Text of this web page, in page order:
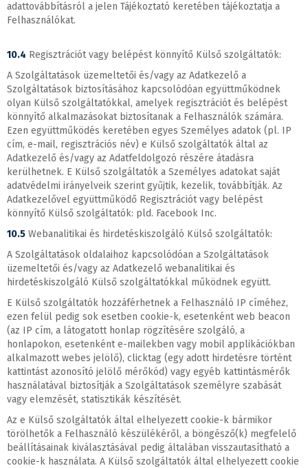
adattovábbításról a jelen Tájékoztató keretében tájékoztatja a
Felhasználókat.
10.4 Regisztrációt vagy belépést könnyítő Külső szolgáltatók:
A Szolgáltatások üzemeltetői és/vagy az Adatkezelő a
Szolgáltatások biztosításához kapcsolódóan együttműködnek
olyan Külső szolgáltatókkal, amelyek regisztrációt és belépést
könnyítő alkalmazásokat biztosítanak a Felhasználók számára.
Ezen együttműködés keretében egyes Személyes adatok (pl. IP
cím, e-mail, regisztrációs név) e Külső szolgáltatók által az
Adatkezelő és/vagy az Adatfeldolgozó részére átadásra
kerülhetnek. E Külső szolgáltatók a Személyes adatokat saját
adatvédelmi irányelveik szerint gyűjtik, kezelik, továbbítják. Az
Adatkezelővel együttműködő Regisztrációt vagy belépést
könnyítő Külső szolgáltatók: pld. Facebook Inc.
10.5 Webanalitikai és hirdetéskiszolgáló Külső szolgáltatók:
A Szolgáltatások oldalaihoz kapcsolódóan a Szolgáltatások
üzemeltetői és/vagy az Adatkezelő webanalitikai és
hirdetéskiszolgáló Külső szolgáltatókkal működnek együtt.
E Külső szolgáltatók hozzáférhetnek a Felhasználó IP címéhez,
ezen felül pedig sok esetben cookie-k, esetenként web beacon
(az IP cím, a látogatott honlap rögzítésére szolgáló, a
honlapokon, esetenként e-mailekben vagy mobil applikációkban
alkalmazott webes jelölő), clicktag (egy adott hirdetésre történt
kattintást azonosító jelölő mérőkód) vagy egyéb kattintásmérők
használatával biztosítják a Szolgáltatások személyre szabását
vagy elemzését, statisztikák készítését.
Az e Külső szolgáltatók által elhelyezett cookie-k bármikor
törölhetők a Felhasználó készülékéről, a böngésző(k) megfelelő
beállításainak kiválasztásával pedig általában visszautasítható a
cookie-k használata. A Külső szolgáltatók által elhelyezett cookie